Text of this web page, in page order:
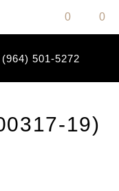
0
0
501-5272
19)